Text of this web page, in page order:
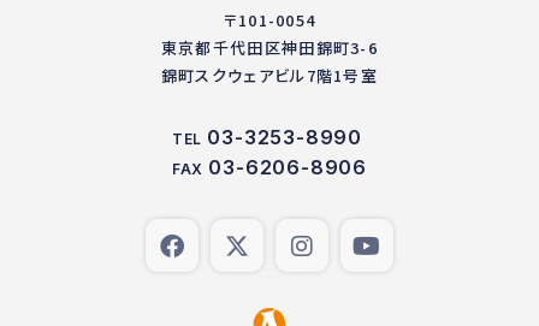
〒101-0054
東京都千代田区神田錦町3-6
錦町スクウェアビル7階1号室
TEL 03-3253-8990
FAX 03-6206-8906